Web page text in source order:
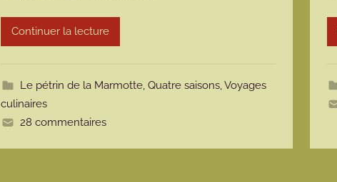
o
t
Continuer la lecture
Le pétrin de la Marmotte,Quatre saisons,Voyages
culinaires
28 commentaires